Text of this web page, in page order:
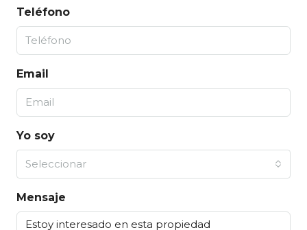
Teléfono
Email
Yo soy
Seleccionar
Mensaje